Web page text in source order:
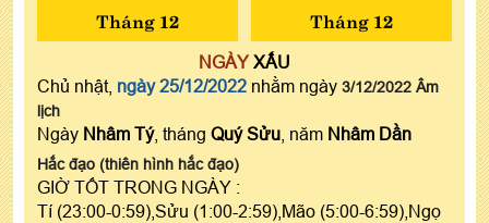
Tháng 12 Tháng 12
NGÀYXẤU
Chủ nhật, ngày 25/12/2022 nhằm ngày 3/12/2022 Âm
lịch
Ngày Nhâm Tý, tháng Quý Sửu , năm Nhâm Dần
Hắc đạo (thiên hình hắc đạo)
GIỜ TỐT TRONG NGÀY :
Tí (23:00-0:59),Sửu (1:00-2:59),Mão (5:00-6:59),Ngọ